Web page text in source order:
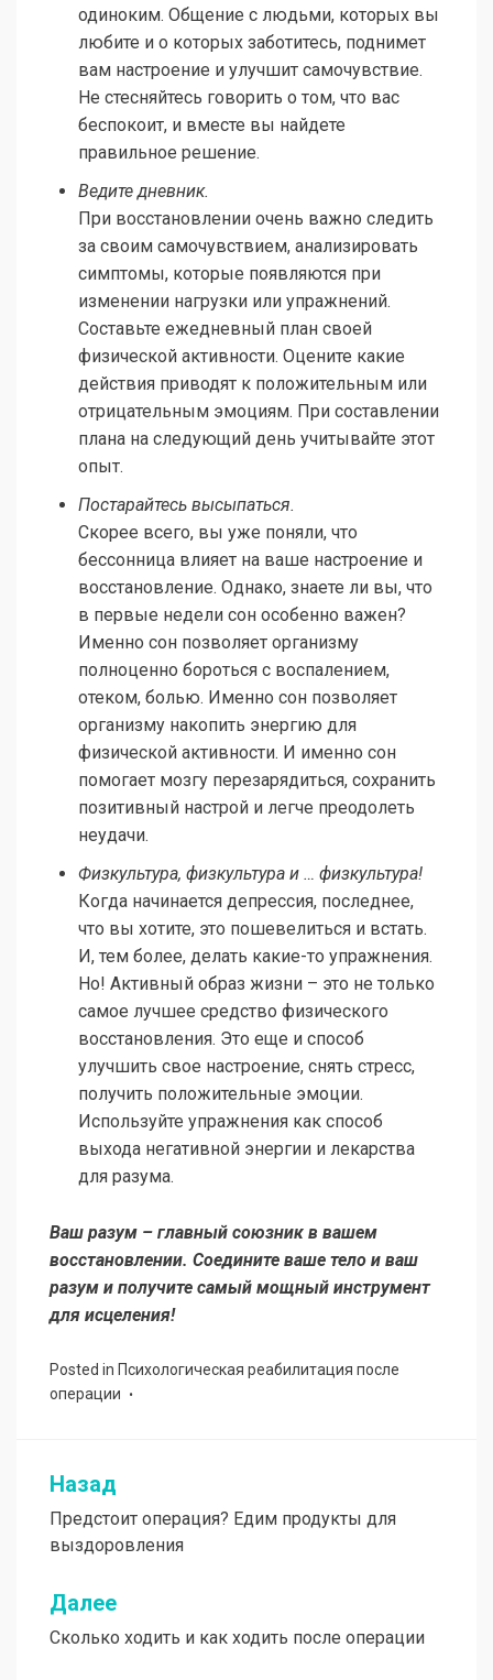
одиноким. Общение с людьми, которых вы
любите и о которых заботитесь, поднимет
вам настроение и улучшит самочувствие.
Не стесняйтесь говорить о том, что вас
беспокоит, и вместе вы найдете
правильное решение.
Ведите дневник.
При восстановлении очень важно следить
за своим самочувствием, анализировать
симптомы, которые появляются при
изменении нагрузки или упражнений.
Составьте ежедневный план своей
физической активности. Оцените какие
действия приводят к положительным или
отрицательным эмоциям. При составлении
плана на следующий день учитывайте этот
опыт.
Постарайтесь высыпаться.
Скорее всего, вы уже поняли, что
бессонница влияет на ваше настроение и
восстановление. Однако, знаете ли вы, что
в первые недели сон особенно важен?
Именно сон позволяет организму
полноценно бороться с воспалением,
отеком, болью. Именно сон позволяет
организму накопить энергию для
физической активности. И именно сон
помогает мозгу перезарядиться, сохранить
позитивный настрой и легче преодолеть
неудачи.
Физкультура, физкультура и … физкультура!
Когда начинается депрессия, последнее,
что вы хотите, это пошевелиться и встать.
И, тем более, делать какие-то упражнения.
Но! Активный образ жизни – это не только
самое лучшее средство физического
восстановления. Это еще и способ
улучшить свое настроение, снять стресс,
получить положительные эмоции.
Используйте упражнения как способ
выхода негативной энергии и лекарства
для разума.
Ваш разум – главный союзник в вашем
восстановлении. Соедините ваше тело и ваш
разум и получите самый мощный инструмент
для исцеления!
Posted in Психологическая реабилитация после
операции
Навигация
по
записям
Назад
Предстоит операция? Едим продукты для
выздоровления
Далее
Сколько ходить и как ходить после операции